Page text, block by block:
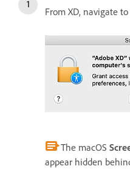
From XD, navigate to
The macOS
appear hidden